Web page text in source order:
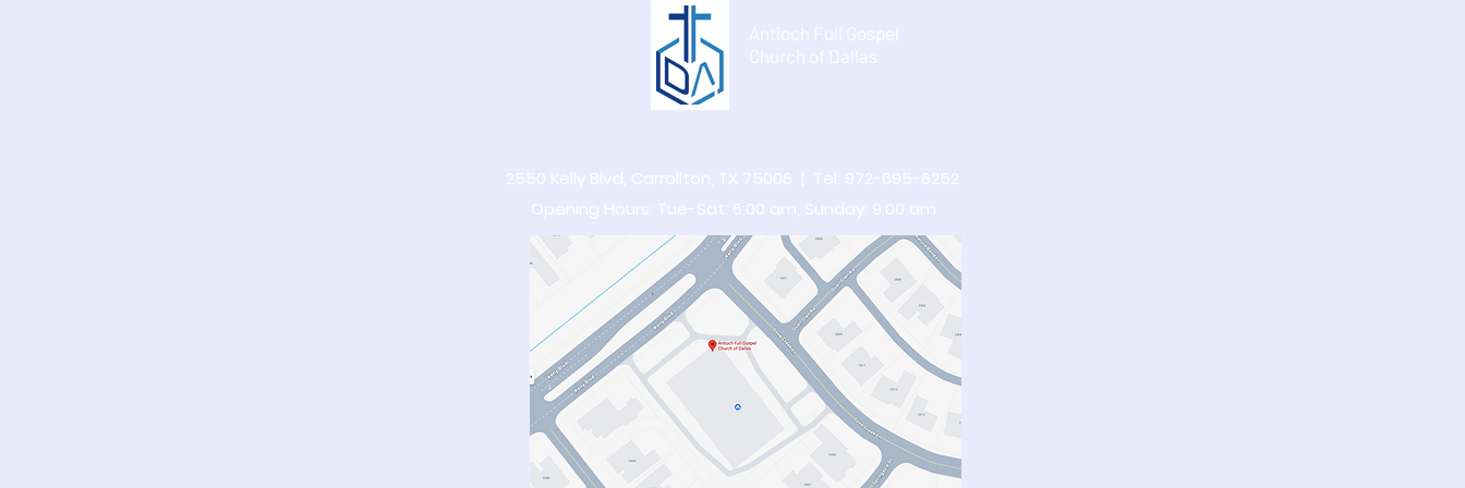
되는 가운데 본 교회 청년들이 참
석하오니 중보기도와 도네이션을
부탁 드립니다. 선교 지